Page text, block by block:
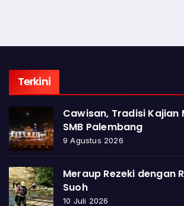
Terkini
Cawisan, Tradisi Kajian
SMB Palembang
9 Agustus 2026
Meraup Rezeki dengan
Suoh
10 Juli 2026